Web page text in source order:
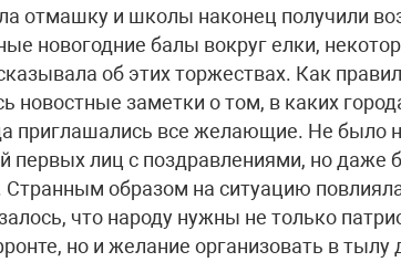
отмашку и школы наконец получили
новогодние балы вокруг елки,
об этих торжествах. Как
новостные заметки о том, в каких
приглашались все желающие. Не было
первых лиц с поздравлениями, но даже
Странным образом на ситуацию
что народу нужны не только
но и желание организовать в тылу